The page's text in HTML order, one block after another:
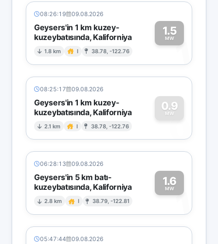
08:26:19 09.08.2026
Geysers'in 1 km kuzey-
kuzeybatısında, Kaliforniya
1.8 km I 38.78, -122.76
1.5
MW1
08:25:17 09.08.2026
Geysers'in 1 km kuzey-
kuzeybatısında, Kaliforniya
2.1 km I 38.78, -122.76
0.9
MW
0
06:28:13 09.08.2026
Geysers'in 5 km batı-
kuzeybatısında, Kaliforniya
2.8 km I 38.79, -122.81
1.6
MW1
05:47:44 09.08.2026